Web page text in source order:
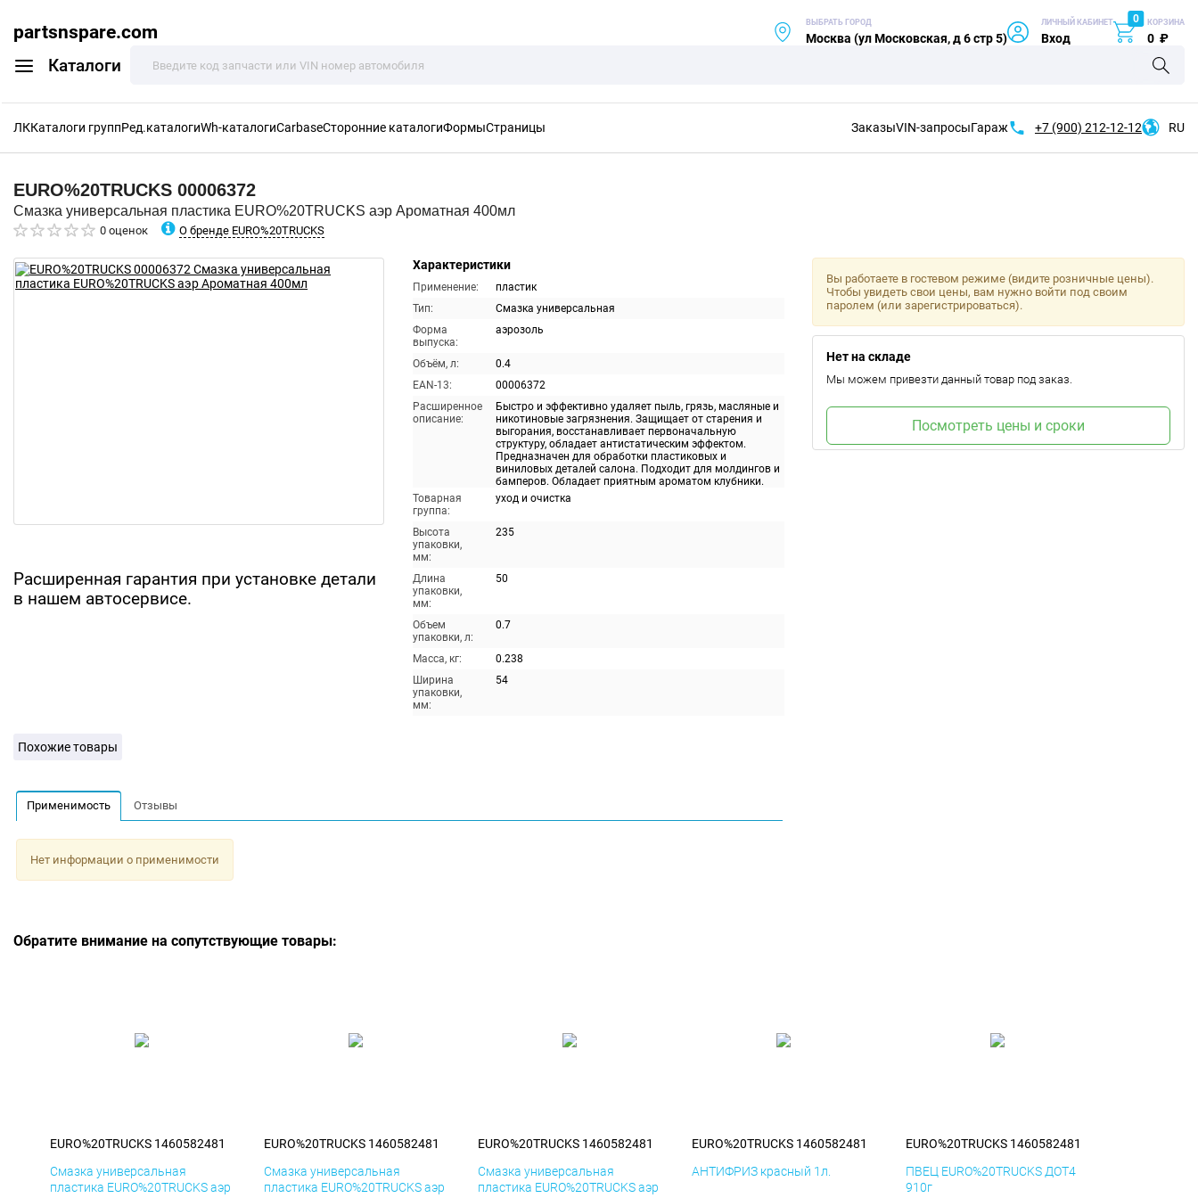
partsnspare.com
Каталоги
ВЫБРАТЬ ГОРОД
Москва (ул Московская, д 6 стр 5)
ЛИЧНЫЙ КАБИНЕТ
Вход
0 КОРЗИНА
0 ₽
ЛККаталоги группРед.каталогиWh-каталогиCarbaseСторонние каталогиФормыСтраницы ЗаказыVIN-запросыГараж +7 (900) 212-12-12 RU
EURO%20TRUCKS 00006372
Смазка универсальная пластика EURO%20TRUCKS аэр Ароматная 400мл
0 оценок О бренде EURO%20TRUCKS
Расширенная гарантия при установке детали
в нашем автосервисе.
Характеристики
Применение:
пластик
Тип:
Смазка универсальная
Форма
выпуска:
аэрозоль
Объём, л:
0.4
EAN-13:
00006372
Расширенное
описание:
Быстро и эффективно удаляет пыль, грязь, масляные и
никотиновые загрязнения. Защищает от старения и
выгорания, восстанавливает первоначальную
структуру, обладает антистатическим эффектом.
Предназначен для обработки пластиковых и
виниловых деталей салона. Подходит для молдингов и
бамперов. Обладает приятным ароматом клубники.
Товарная
группа:
уход и очистка
Высота
упаковки,
мм:
235
Длина
упаковки,
мм:
50
Объем
упаковки, л:
0.7
Масса, кг:
0.238
Ширина
упаковки,
мм:
54
Вы работаете в гостевом режиме (видите розничные цены).
Чтобы увидеть свои цены, вам нужно войти под своим
паролем (или зарегистрироваться).
Нет на складе
Мы можем привезти данный товар под заказ.
Посмотреть цены и сроки
Похожие товары
Применимость Отзывы
Нет информации о применимости
Обратите внимание на сопутствующие товары:
EURO%20TRUCKS 1460582481
Смазка универсальная
пластика EURO%20TRUCKS аэр
EURO%20TRUCKS 1460582481
Смазка универсальная
пластика EURO%20TRUCKS аэр
EURO%20TRUCKS 1460582481
Смазка универсальная
пластика EURO%20TRUCKS аэр
EURO%20TRUCKS 1460582481
АНТИФРИЗ красный 1л.
EURO%20TRUCKS 1460582481
ПВЕЦ EURO%20TRUCKS ДОТ4
910г